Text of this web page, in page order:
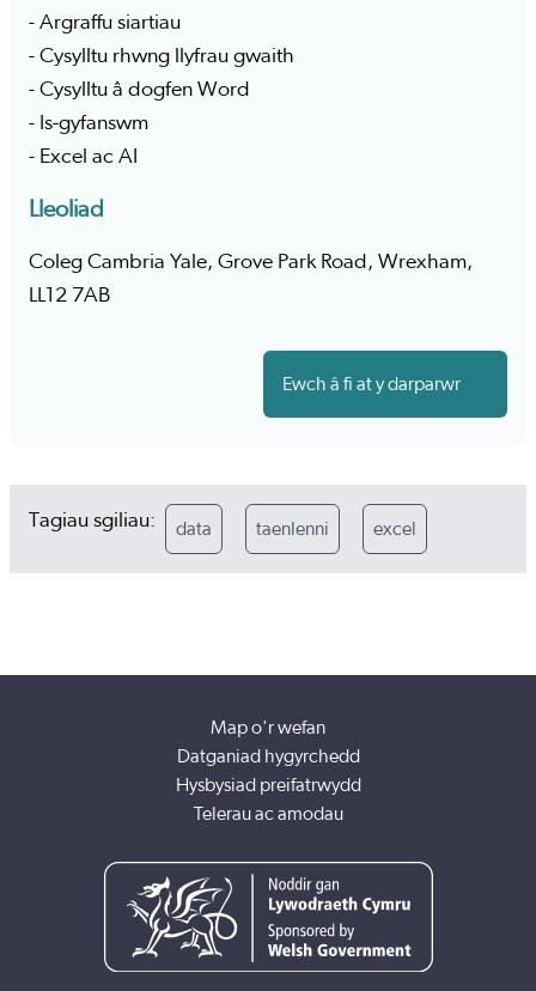
- Argraffu siartiau
- Cysylltu rhwng llyfrau gwaith
- Cysylltu â dogfen Word
- Is-gyfanswm
- Excel ac AI
Lleoliad
Coleg Cambria Yale, Grove Park Road, Wrexham,
LL12 7AB
Ewch â fi at y darparwr
Tagiau sgiliau: data taenlenni excel
Map o'r wefan
Datganiad hygyrchedd
Hysbysiad preifatrwydd
Telerau ac amodau